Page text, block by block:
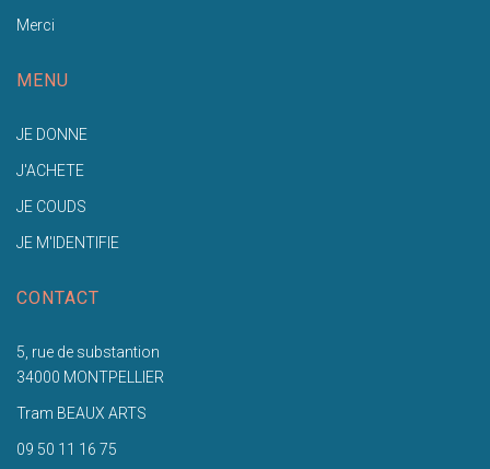
Merci
MENU
JE DONNE
J'ACHETE
JE COUDS
JE M'IDENTIFIE
CONTACT
5, rue de substantion
34000 MONTPELLIER
Tram BEAUX ARTS
09 50 11 16 75